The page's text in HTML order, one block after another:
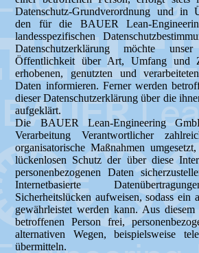
Datenschutz-Grundverordnung und in
den für die BAUER Lean-
landesspezifischen
Datenschutzerklärung möchte
Öffentlichkeit über Art, Umfang und
erhobenen, genutzten und
Daten informieren. Ferner werden
dieser Datenschutzerklärung über die
aufgeklärt.
Die BAUER Lean-Engineering
Verarbeitung Verantwortlicher
organisatorische Maßnahmen
lückenlosen Schutz der über diese
personenbezogenen Daten
Internetbasierte
Sicherheitslücken aufweisen, sodass ein
gewährleistet werden kann. Aus
betroffenen Person frei,
alternativen Wegen, beispielsweise
übermitteln.